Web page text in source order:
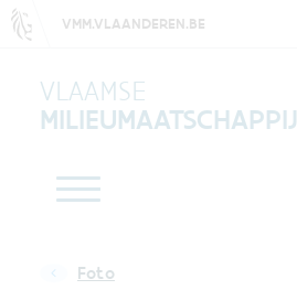
VMM.VLAANDEREN.BE
VLAAMSE
MILIEUMAATSCHAPPIJ
Foto